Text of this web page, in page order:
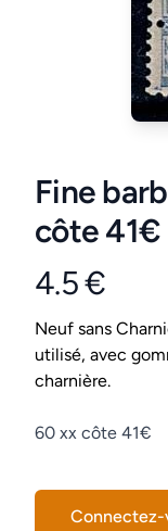
Fine
côte 41€
Product
4.5 €
Conditions
Neuf sans
utilisé, avec
charnière.
Description
60 xx côte 41€
Connectez-